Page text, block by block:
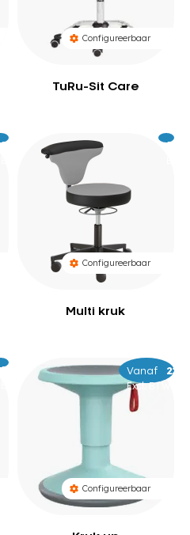
Configureerbaar
TuRu-Sit Care
339
Excl.
Configureerbaar
Multi kruk
379
Excl.
195
Excl.
Configureerbaar
Vanaf 229
Excl. BTW